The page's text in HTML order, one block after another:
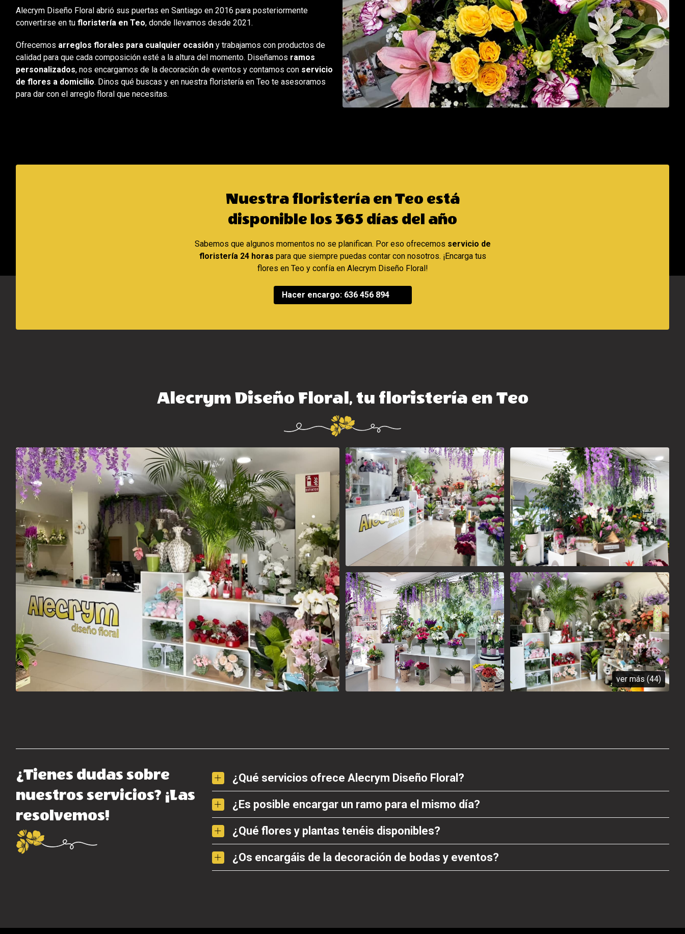
Alecrym Diseño Floral abrió sus puertas en Santiago en 2016 para posteriormente
convertirse en tufloristería en Teo, donde llevamos desde 2021.
Ofrecemos arreglos florales para cualquier ocasión y trabajamos con productos de
calidadpara que cada composición esté a la altura del momento. Diseñamos ramos
personalizados, nos encargamos de la decoración de eventos y contamos con servicio
de flores a domicilio. Dinos qué buscas y en nuestra floristería en Teo te asesoramos
para dar con el arreglo floral que necesitas.
Nuestra floristería en Teo está
disponible los 365 días del año
Sabemos que algunos momentos no se planifican. Por eso ofrecemos servicio de
floristería 24 horas para que siempre puedas contar con nosotros. ¡Encarga tus
flores en Teo y confía en Alecrym Diseño Floral!
Hacer encargo: 636 456 894
Alecrym Diseño Floral, tu floristería en Teo
ver más (44)
¿Tienes dudas sobre
nuestros servicios? ¡Las
resolvemos!
¿Qué servicios ofrece Alecrym Diseño Floral?
¿Es posible encargar un ramo para el mismo día?
¿Qué flores y plantas tenéis disponibles?
¿Os encargáis de la decoración de bodas y eventos?